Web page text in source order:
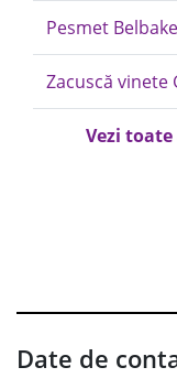
Pesmet Belbake
Zacuscă vinete
Vezi
Date de